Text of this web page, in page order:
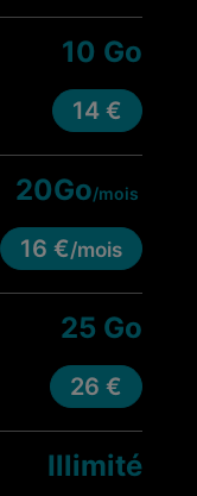
10 Go
14 €
20Go/mois
16 €/mois
25 Go
26 €
Illimité